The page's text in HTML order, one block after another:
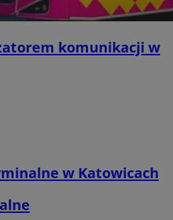
komunikacji w
w Katowicach